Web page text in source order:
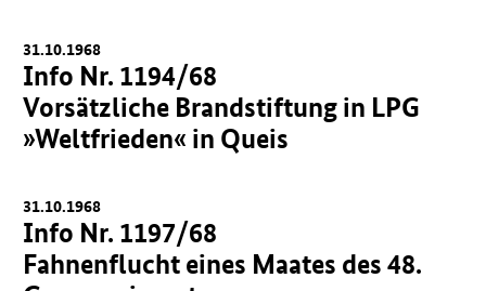
31.10.1968
Info Nr. 1194/68
Vorsätzliche Brandstiftung in LPG
»Weltfrieden« in Queis
31.10.1968
Info Nr. 1197/68
Fahnenflucht eines Maates des 48.